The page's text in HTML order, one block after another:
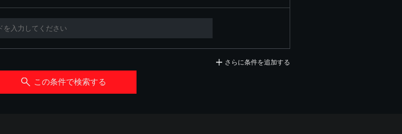
さらに条件を追加する
この条件で検索する